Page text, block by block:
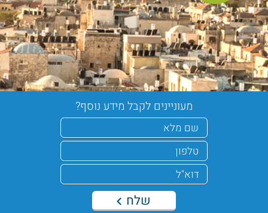
מעוניינים לקבל מידע נוסף?
שלח